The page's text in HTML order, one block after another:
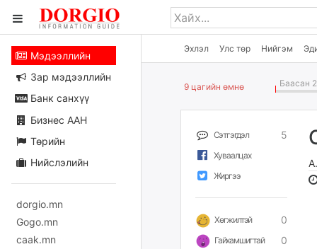
Эхлэл Улс төр Нийгэм
Мэдээллийн
Зар мэдээллийн
Банк санхүү
Бизнес ААН
Төрийн
Нийслэлийн
dorgio.mn
Gogo.mn
caak.mn
9 цагийн өмнө Баасан
Сэтгэгдэл 5
Хуваалцах
Жиргээ
Хөгжилтэй 0
Гайхамшигтай 0